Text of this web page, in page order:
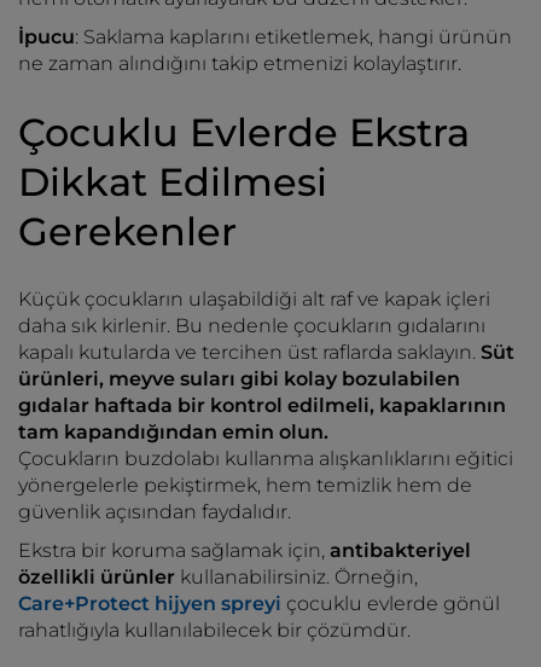
İpucu: Saklama kaplarını etiketlemek, hangi ürünün
ne zaman alındığını takip etmenizi kolaylaştırır.
Çocuklu Evlerde Ekstra
Dikkat Edilmesi
Gerekenler
Küçük çocukların ulaşabildiği alt raf ve kapak içleri
daha sık kirlenir. Bu nedenle çocukların gıdalarını
kapalı kutularda ve tercihen üst raflarda saklayın. Süt
ürünleri, meyve suları gibi kolay bozulabilen
gıdalar haftada bir kontrol edilmeli, kapaklarının
tam kapandığından emin olun.
Çocukların buzdolabı kullanma alışkanlıklarını eğitici
yönergelerle pekiştirmek, hem temizlik hem de
güvenlik açısından faydalıdır.
Ekstra bir koruma sağlamak için, antibakteriyel
özellikli ürünler kullanabilirsiniz. Örneğin,
Care+Protect hijyen spreyi çocuklu evlerde gönül
rahatlığıyla kullanılabilecek bir çözümdür.